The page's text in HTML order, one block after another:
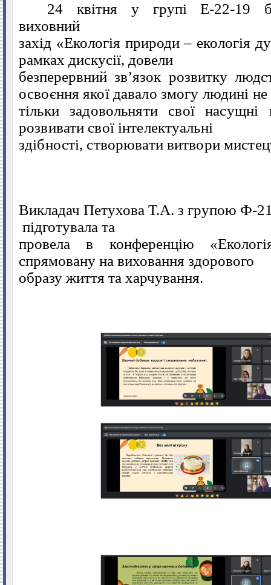
24 квітня у групі Е-22-19
виховний
захід «Екологія природи – екологія
рамках дискусії, довели
безперервний зв’язок розвитку
освоєння якої давало змогу людині не
тільки задовольняти свої
розвивати свої інтелектуальні
здібності, створювати витвори
Викладач Петухова Т.А. з групою Ф-
підготувала та
провела в конференцію
спрямовану на виховання здорового
образу життя та харчування.